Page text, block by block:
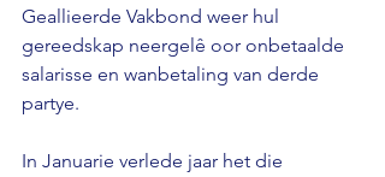
Geallieerde Vakbond weer hul
gereedskap neergelê oor onbetaalde
salarisse en wanbetaling van derde
partye.
In Januarie verlede jaar het die